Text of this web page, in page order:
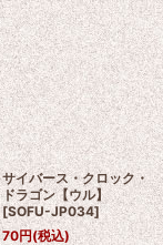
サイバース・クロック・
ドラゴン【ウル】
[SOFU-JP034]
70円(税込)